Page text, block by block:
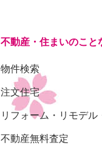
不動産・住まいのこと
物件検索
注文住宅
リフォーム・リモデル
不動産無料査定